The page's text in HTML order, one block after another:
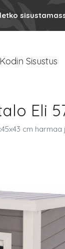
Kodin Sisustus
Eli
cm